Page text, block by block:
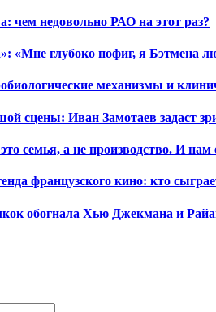
чем недовольно РАО на этот раз?
«Мне глубоко пофиг, я Бэтмена
механизмы и
сцены: Иван Замотаев задаст
семья, а не производство. И нам
французского кино: кто
обогнала Хью Джекмана и